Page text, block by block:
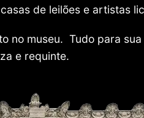
de leilões e artistas
no museu. Tudo para
e requinte.